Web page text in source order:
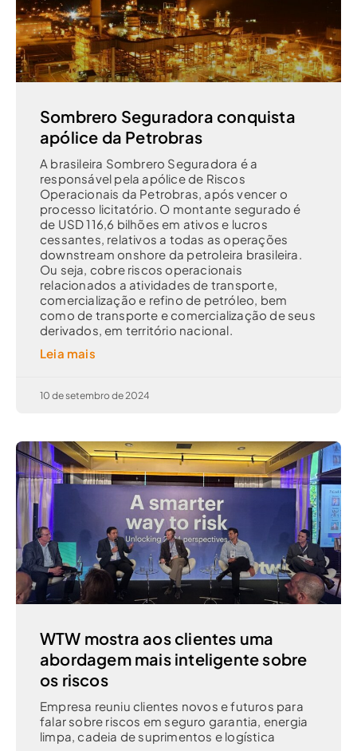
Sombrero Seguradora conquista
apólice da Petrobras
A brasileira Sombrero Seguradora é a
responsável pela apólice de Riscos
Operacionais da Petrobras, após vencer o
processo licitatório. O montante segurado é
de USD 116,6 bilhões em ativos e lucros
cessantes, relativos a todas as operações
downstream onshore da petroleira brasileira.
Ou seja, cobre riscos operacionais
relacionados a atividades de transporte,
comercialização e refino de petróleo, bem
como de transporte e comercialização de seus
derivados, em território nacional.
Leia mais
10 de setembro de 2024
WTW mostra aos clientes uma
abordagem mais inteligente sobre
os riscos
Empresa reuniu clientes novos e futuros para
falar sobre riscos em seguro garantia, energia
limpa, cadeia de suprimentos e logística